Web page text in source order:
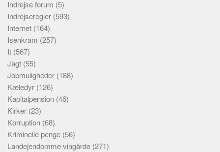
Indrejse forum (5)
Indrejseregler (593)
Internet (164)
Isenkram (257)
It (567)
Jagt (55)
Jobmuligheder (188)
Kæledyr (126)
Kapitalpension (46)
Kirker (23)
Korruption (68)
Kriminelle penge (56)
Landejendomme vingårde (271)